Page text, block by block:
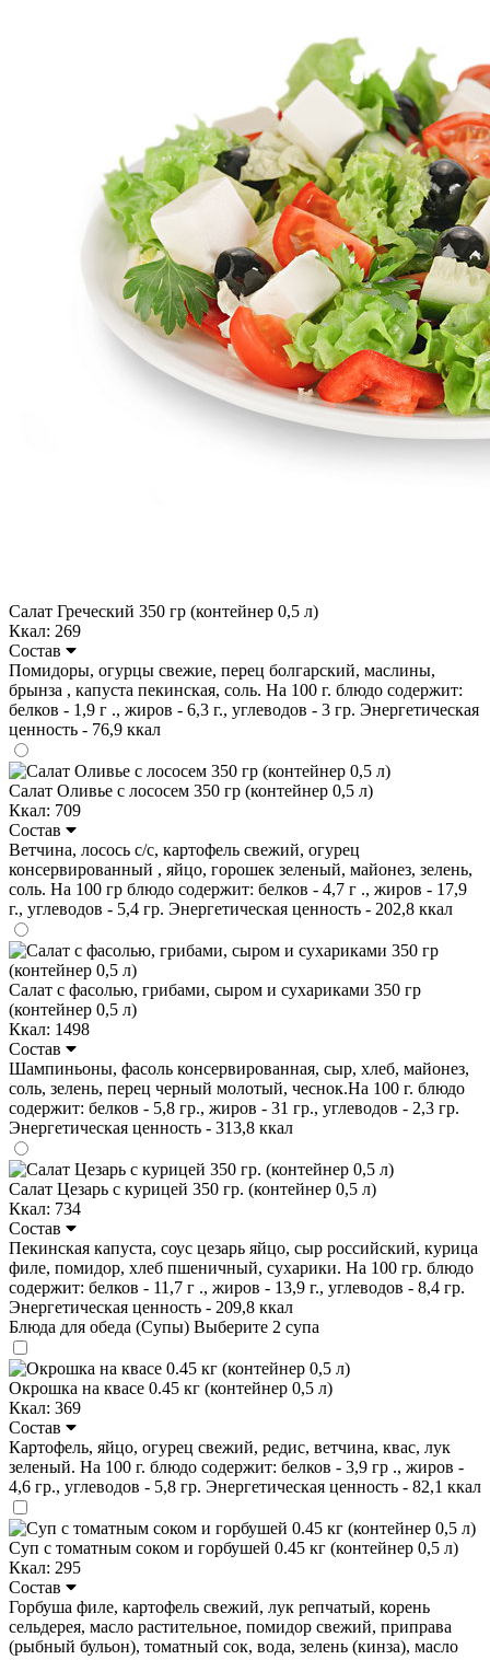
Салат Греческий 350 гр (контейнер 0,5 л)
Ккал: 269
Состав
Помидоры, огурцы свежие, перец болгарский, маслины,
брынза , капуста пекинская, соль. На 100 г. блюдо содержит:
белков - 1,9 г ., жиров - 6,3 г., углеводов - 3 гр. Энергетическая
ценность - 76,9 ккал
Салат Оливье с лососем 350 гр (контейнер 0,5 л)
Ккал: 709
Состав
Ветчина, лосось с/с, картофель свежий, огурец
консервированный , яйцо, горошек зеленый, майонез, зелень,
соль. На 100 гр блюдо содержит: белков - 4,7 г ., жиров - 17,9
г., углеводов - 5,4 гр. Энергетическая ценность - 202,8 ккал
Салат с фасолью, грибами, сыром и сухариками 350 гр
(контейнер 0,5 л)
Ккал: 1498
Состав
Шампиньоны, фасоль консервированная, сыр, хлеб, майонез,
соль, зелень, перец черный молотый, чеснок.На 100 г. блюдо
содержит: белков - 5,8 гр., жиров - 31 гр., углеводов - 2,3 гр.
Энергетическая ценность - 313,8 ккал
Салат Цезарь с курицей 350 гр. (контейнер 0,5 л)
Ккал: 734
Состав
Пекинская капуста, соус цезарь яйцо, сыр российский, курица
филе, помидор, хлеб пшеничный, сухарики. На 100 гр. блюдо
содержит: белков - 11,7 г ., жиров - 13,9 г., углеводов - 8,4 гр.
Энергетическая ценность - 209,8 ккал
Блюда для обеда (Супы) Выберите 2 супа
Окрошка на квасе 0.45 кг (контейнер 0,5 л)
Ккал: 369
Состав
Картофель, яйцо, огурец свежий, редис, ветчина, квас, лук
зеленый. На 100 г. блюдо содержит: белков - 3,9 гр ., жиров -
4,6 гр., углеводов - 5,8 гр. Энергетическая ценность - 82,1 ккал
Суп с томатным соком и горбушей 0.45 кг (контейнер 0,5 л)
Ккал: 295
Состав
Горбуша филе, картофель свежий, лук репчатый, корень
сельдерея, масло растительное, помидор свежий, приправа
(рыбный бульон), томатный сок, вода, зелень (кинза), масло